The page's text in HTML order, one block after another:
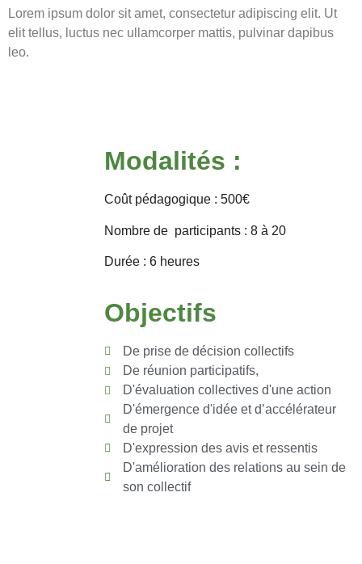
Lorem ipsum dolor sit amet, consectetur adipiscing elit. Ut
elit tellus, luctus nec ullamcorper mattis, pulvinar dapibus
leo.
Modalités :
Coût pédagogique : 500€
Nombre de participants : 8 à 20
Durée : 6 heures
Objectifs
De prise de décision collectifs
De réunion participatifs,
D'évaluation collectives d'une action
D'émergence d'idée et d’accélérateur
de projet
D'expression des avis et ressentis
D'amélioration des relations au sein de
son collectif